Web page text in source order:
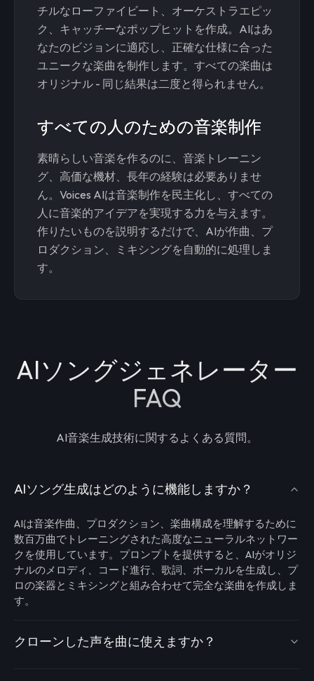
チルなローファイビート、オーケストラエピッ
ク、キャッチーなポップヒットを作成。AIはあ
なたのビジョンに適応し、正確な仕様に合った
ユニークな楽曲を制作します。すべての楽曲は
オリジナル - 同じ結果は二度と得られません。
すべての人のための音楽制作
素晴らしい音楽を作るのに、音楽トレーニン
グ、高価な機材、長年の経験は必要ありませ
ん。Voices AIは音楽制作を民主化し、すべての
人に音楽的アイデアを実現する力を与えます。
作りたいものを説明するだけで、AIが作曲、プ
ロダクション、ミキシングを自動的に処理しま
す。
AIソングジェネレーター
FAQ
AI音楽生成技術に関するよくある質問。
AIソング生成はどのように機能しますか？
AIは音楽作曲、プロダクション、楽曲構成を理解するために
数百万曲でトレーニングされた高度なニューラルネットワー
クを使用しています。プロンプトを提供すると、AIがオリジ
ナルのメロディ、コード進行、歌詞、ボーカルを生成し、プ
ロの楽器とミキシングと組み合わせて完全な楽曲を作成しま
す。
クローンした声を曲に使えますか？